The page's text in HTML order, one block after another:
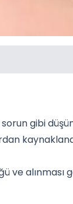
gibi
ve